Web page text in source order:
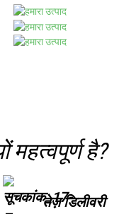
महत्वपूर्ण है?
तेज़ डिलीवरी